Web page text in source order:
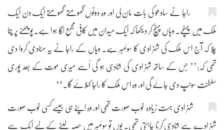
راجا نے سادھو کی بات مان لی اور وہ دونوں گھومتے گھومتے ایک دن ایک
ملک میں پہنچے۔ وہاں پہنچ کر دیکھا کہ ایک میدان میں کافی مجمع لگا ہو ا ہے۔ پوچھنے پر پتا
چلا کہ آج اس ملک کی شہزادی کا سوئمبر ہے۔ وہاں کے راجا نے یہ منادی کروا دی
تھی کہ:’’ جس کے ساتھ شہزادی کی شادی ہو گی اُسے میری موت کے بعد پوری
سلطنت سونپ دی جائے گی اور وہ اس ملک کا راجا کہلائے گا۔‘‘
شہزادی بہت زیادہ خوب صورت تھی اور وہ اپنے ہی جیسے کسی خوب صورت
شہزادے سے شادی کرنا چاہتی تھی۔ یوں تو سوئمبر میں حصہ لینے کے لیے ایک سے